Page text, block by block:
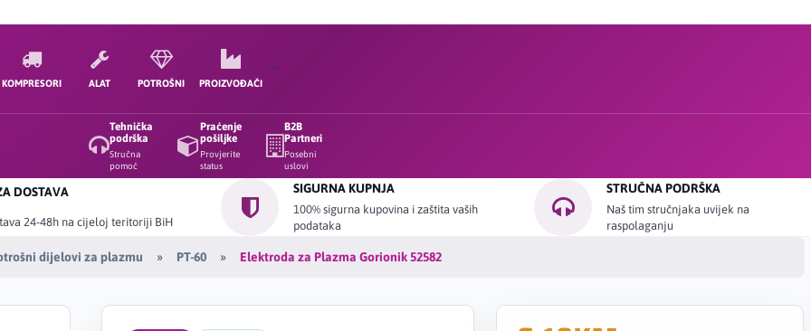
KOMPRESORI ALAT POTROŠNI PROIZVOĐAČI
Tehnička
podrška
Stručna
pomoć
Praćenje
pošiljke
Provjerite
status
B2B
Partneri
Posebni
uslovi
DOSTAVA
24-48h na cijeloj teritoriji BiH
SIGURNA KUPNJA
100% sigurna kupovina i zaštita vaših
podataka
STRUČNA PODRŠKA
Naš tim stručnjaka uvijek na
raspolaganju
dijelovi za plazmu PT-60 Elektroda za Plazma Gorionik 52582